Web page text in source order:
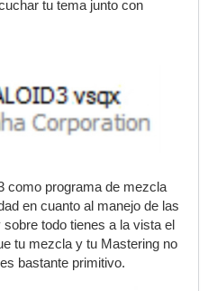
tu tema junto con
como programa de mezcla
en cuanto al manejo de las
todo tienes a la vista el
tu mezcla y tu Mastering no
bastante primitivo.